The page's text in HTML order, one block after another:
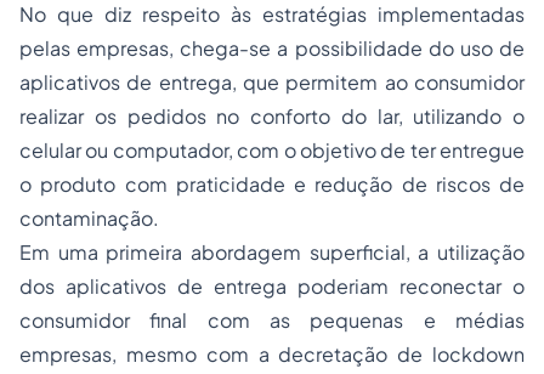
No que diz respeito às estratégias implementadas
pelas empresas, chega-se a possibilidade do uso de
aplicativos de entrega, que permitem ao consumidor
realizar os pedidos no conforto do lar, utilizando o
celular ou computador, com o objetivo de ter entregue
o produto com praticidade e redução de riscos de
contaminação.
Em uma primeira abordagem superficial, a utilização
dos aplicativos de entrega poderiam reconectar o
consumidor final com as pequenas e médias
empresas, mesmo com a decretação de lockdown